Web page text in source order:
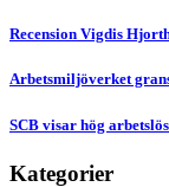
Recension Vigdis
Arbetsmiljöverket
SCB visar hög
Kategorier